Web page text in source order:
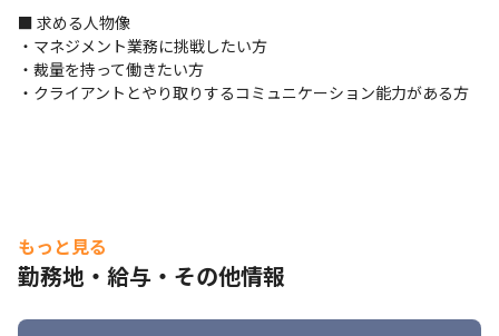
■ 求める人物像
・マネジメント業務に挑戦したい方
・裁量を持って働きたい方
・クライアントとやり取りするコミュニケーション能力がある方
もっと見る
勤務地・給与・その他情報